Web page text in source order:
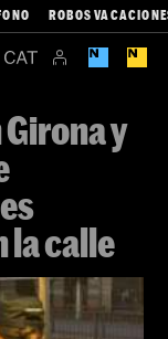
ROBOS
y
la calle